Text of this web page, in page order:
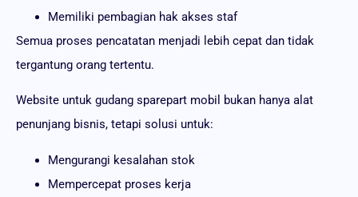
Memiliki pembagian hak akses staf
Semua proses pencatatan menjadi lebih cepat dan tidak
tergantung orang tertentu.
Website untuk gudang sparepart mobil bukan hanya alat
penunjang bisnis, tetapi solusi untuk:
Mengurangi kesalahan stok
Mempercepat proses kerja